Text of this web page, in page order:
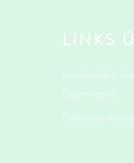
LINKS
Download do
Cajumar por aí
Políticas de